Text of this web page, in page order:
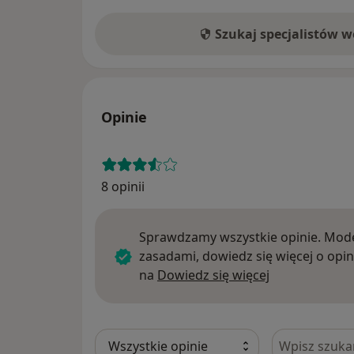
Szukaj specjalistów
Opinie
8 opinii
Sprawdzamy wszystkie opinie.
zasadami, dowiedz się więcej o
na Dowiedz się więcej
Szukaj w